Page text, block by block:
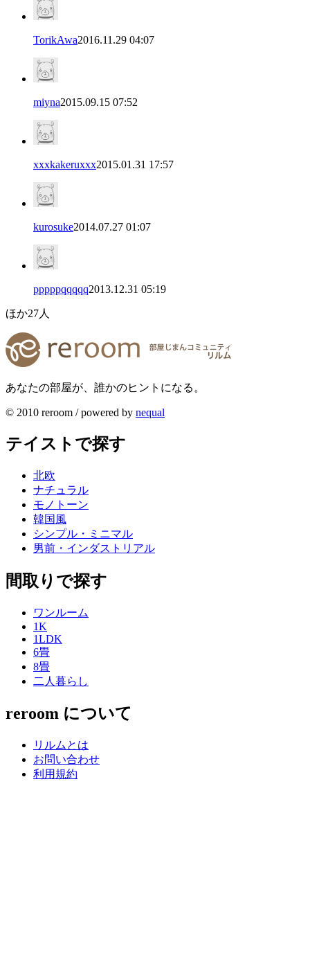
TorikAwa2016.11.29 04:07
miyna2015.09.15 07:52
xxxkakeruxxx2015.01.31 17:57
kurosuke2014.07.27 01:07
pppppqqqqq2013.12.31 05:19
ほか27人
あなたの部屋が、誰かのヒントになる。
© 2010 reroom / powered by nequal
テイストで探す
北欧
ナチュラル
モノトーン
韓国風
シンプル・ミニマル
男前・インダストリアル
間取りで探す
ワンルーム
1K
1LDK
6畳
8畳
二人暮らし
reroom について
リルムとは
お問い合わせ
利用規約